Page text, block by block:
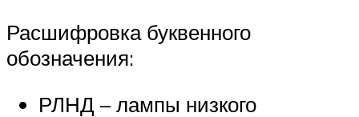
Расшифровка буквенного
обозначения:
РЛНД – лампы низкого